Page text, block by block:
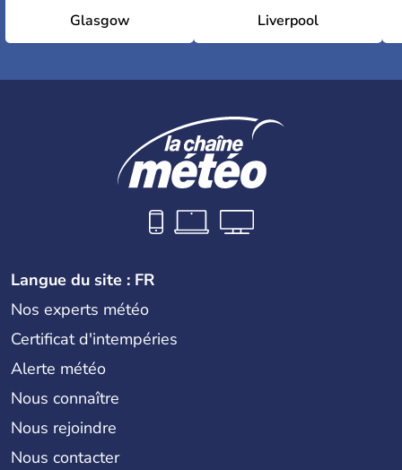
Glasgow Liverpool
Langue du site : FR
Nos experts météo
Certificat d'intempéries
Alerte météo
Nous connaître
Nous rejoindre
Nous contacter